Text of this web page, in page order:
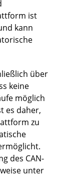
ist
kann
über
keine
möglich
es daher,
zu
des CAN-
unter